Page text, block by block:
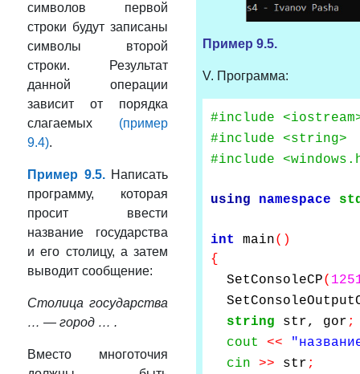
символов первой
строки будут записаны
символы второй
строки. Результат
данной операции
зависит от порядка
слагаемых (пример
9.4).
Пример 9.5. Написать
программу, которая
просит ввести
название государства
и его столицу, а затем
выводит сообщение:
Столица государства
… — город … .
Вместо многоточия
Пример 9.5.
V. Программа:
#include
#include <string>
#include
using namespace
int main()
{
SetConsoleCP(
string str, gor ;
cout
<<
cin
>> str ;